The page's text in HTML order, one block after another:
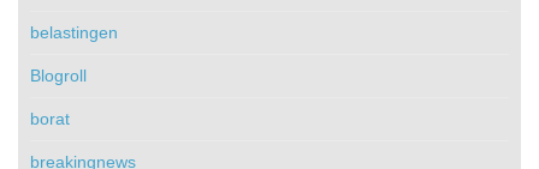
belastingen
Blogroll
borat
breakingnews